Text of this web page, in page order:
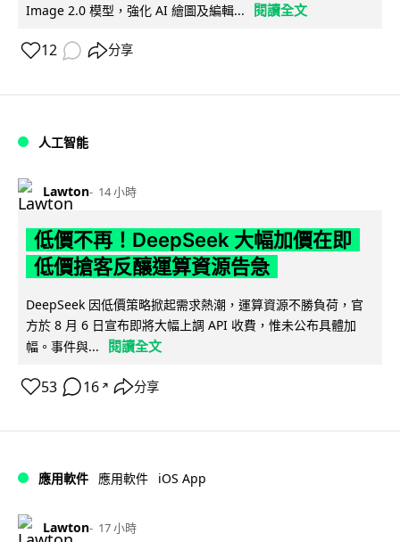
Image 2.0 模型，強化 AI 繪圖及編輯...
閱讀全文
12 分享
人工智能
Lawton 14 小時
低價不再！DeepSeek 大幅加價在即
低價搶客反釀運算資源告急
DeepSeek 因低價策略掀起需求熱潮，運算資源不勝負荷，官
方於 8 月 6 日宣布即將大幅上調 API 收費，惟未公布具體加
幅。事件與...
閱讀全文
53 16 ↗ 分享
應用軟件 應用軟件 iOS App
Lawton 17 小時